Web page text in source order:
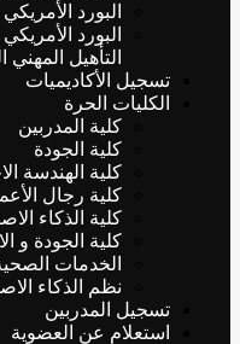
البورد
البورد
التأهيل المهني
تسجيل الأكاديميات
الكليات الحرة
كلية المدربين
كلية الجودة
كلية الهندسة
كلية رجال
كلية الذكاء
كلية الجودة و
الخدمات
نظم الذكاء
تسجيل المدربين
استعلام عن العضوية